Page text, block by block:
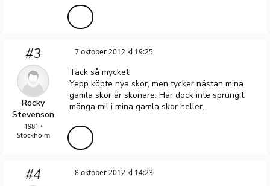
#3
Rocky
Stevenson
1981 •
Stockholm
7 oktober 2012 kl 19:25
Tack så mycket!
Yepp köpte nya skor, men tycker nästan mina
gamla skor är skönare. Har dock inte sprungit
många mil i mina gamla skor heller.
#4 8 oktober 2012 kl 14:23